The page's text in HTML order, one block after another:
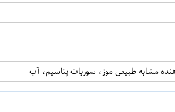
مشابه طبیعی موز، سوربات پتاسیم، آب